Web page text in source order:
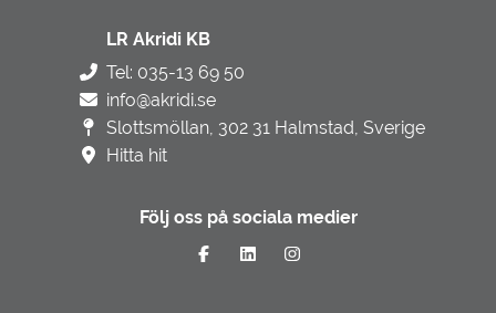
LR Akridi KB
Tel: 035-13 69 50
info@akridi.se
Slottsmöllan, 302 31 Halmstad, Sverige
Hitta hit
Följ oss på sociala medier